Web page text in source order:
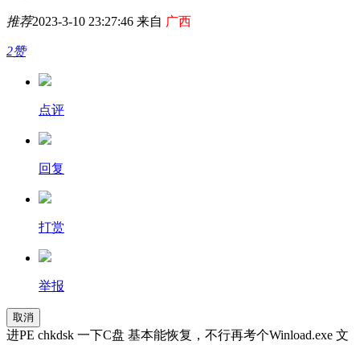
推荐2023-3-10 23:27:46 来自 广西
2赞
点评
回复
打赏
举报
取消
进PE chkdsk 一下C盘 基本能恢复，不行再考个Winload.exe 文